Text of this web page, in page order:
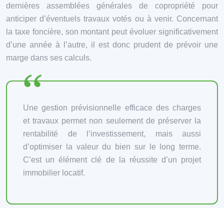
dernières assemblées générales de copropriété pour
anticiper d’éventuels travaux votés ou à venir. Concernant
la taxe foncière, son montant peut évoluer significativement
d’une année à l’autre, il est donc prudent de prévoir une
marge dans ses calculs.
Une gestion prévisionnelle efficace des charges
et travaux permet non seulement de préserver la
rentabilité de l’investissement, mais aussi
d’optimiser la valeur du bien sur le long terme.
C’est un élément clé de la réussite d’un projet
immobilier locatif.